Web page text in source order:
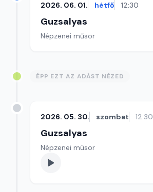
2026. 06. 01. hétfő 12:30
Guzsalyas
Népzenei műsor
ÉPP EZT AZ ADÁST NÉZED
2026. 05. 30. szombat 12:30
Guzsalyas
Népzenei műsor